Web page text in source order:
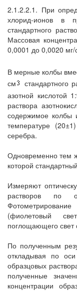
2.1.2.2.1. При
хлорид-ионов в
стандартного
Массовая
0,0001 до 0,0020 мг/
В мерные колбы
см
стандартного
азотной кислотой
раствора
содержимое колбы
температуре
серебра.
Одновременно тем
которой
Измеряют
растворов по
(фиолетовый
поглощающего
По полученным
откладывая по
образцовых
полученные
концентрации